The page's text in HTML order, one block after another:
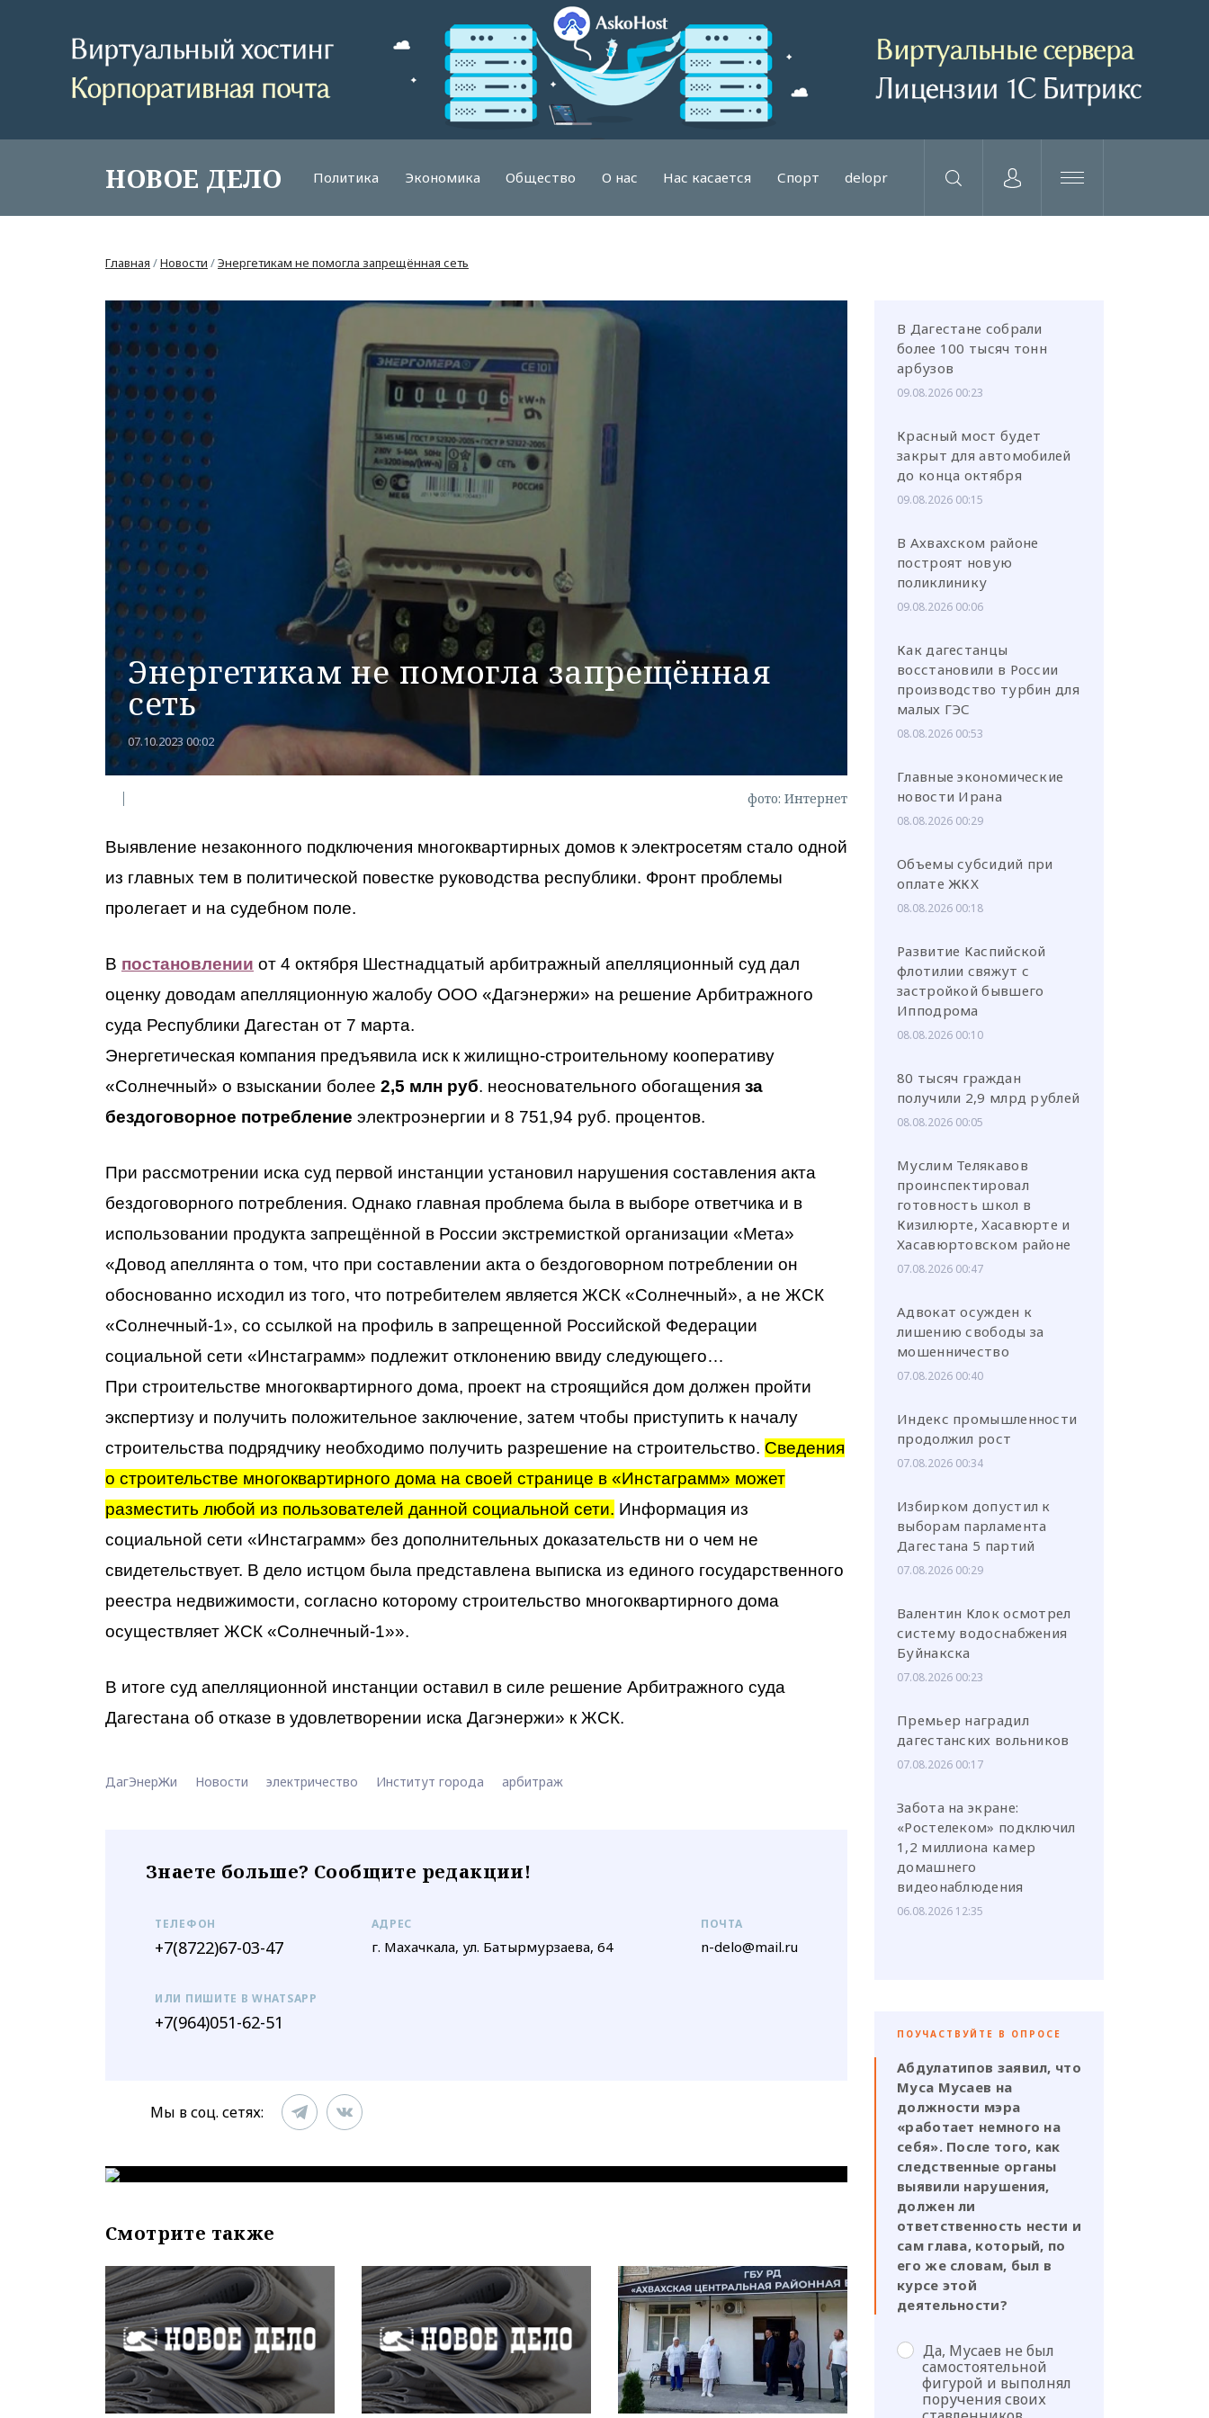
НОВОЕ ДЕЛО Политика Экономика Общество О нас Нас касается Спорт delopr
Главная /Новости /Энергетикам не помогла запрещённая сеть
Энергетикам не помогла запрещённая
сеть
07.10.2023 00:02
фото: Интернет
Выявление незаконного подключения многоквартирных домов к электросетям стало одной
из главных тем в политической повестке руководства республики. Фронт проблемы
пролегает и на судебном поле.
В постановлении от 4 октября Шестнадцатый арбитражный апелляционный суд дал
оценку доводам апелляционную жалобу ООО «Дагэнержи» на решение Арбитражного
суда Республики Дагестан от 7 марта.
Энергетическая компания предъявила иск к жилищно-строительному кооперативу
«Солнечный» о взыскании более 2,5 млн руб. неосновательного обогащения за
бездоговорное потребление электроэнергии и 8 751,94 руб. процентов.
При рассмотрении иска суд первой инстанции установил нарушения составления акта
бездоговорного потребления. Однако главная проблема была в выборе ответчика и в
использовании продукта запрещённой в России экстремисткой организации «Мета»
«Довод апеллянта о том, что при составлении акта о бездоговорном потреблении он
обоснованно исходил из того, что потребителем является ЖСК «Солнечный», а не ЖСК
«Солнечный-1», со ссылкой на профиль в запрещенной Российской Федерации
социальной сети «Инстаграмм» подлежит отклонению ввиду следующего…
При строительстве многоквартирного дома, проект на строящийся дом должен пройти
экспертизу и получить положительное заключение, затем чтобы приступить к началу
строительства подрядчику необходимо получить разрешение на строительство. Сведения
о строительстве многоквартирного дома на своей странице в «Инстаграмм» может
разместить любой из пользователей данной социальной сети. Информация из
социальной сети «Инстаграмм» без дополнительных доказательств ни о чем не
свидетельствует. В дело истцом была представлена выписка из единого государственного
реестра недвижимости, согласно которому строительство многоквартирного дома
осуществляет ЖСК «Солнечный-1»».
В итоге суд апелляционной инстанции оставил в силе решение Арбитражного суда
Дагестана об отказе в удовлетворении иска Дагэнержи» к ЖСК.
ДагЭнерЖи Новости электричество Институт города арбитраж
Знаете больше? Сообщите редакции!
ТЕЛЕФОН
+7(8722)67-03-47
АДРЕС
г. Махачкала, ул. Батырмурзаева, 64
ПОЧТА
n-delo@mail.ru
ИЛИ ПИШИТЕ В WHATSAPP
+7(964)051-62-51
Мы в соц. сетях:
Смотрите также
В Дагестане собрали
более 100 тысяч тонн
арбузов
09.08.2026 00:23
Красный мост будет
закрыт для автомобилей
до конца октября
09.08.2026 00:15
В Ахвахском районе
построят новую
поликлинику
09.08.2026 00:06
Как дагестанцы
восстановили в России
производство турбин для
малых ГЭС
08.08.2026 00:53
Главные экономические
новости Ирана
08.08.2026 00:29
Объемы субсидий при
оплате ЖКХ
08.08.2026 00:18
Развитие Каспийской
флотилии свяжут с
застройкой бывшего
Ипподрома
08.08.2026 00:10
80 тысяч граждан
получили 2,9 млрд рублей
08.08.2026 00:05
Муслим Телякавов
проинспектировал
готовность школ в
Кизилюрте, Хасавюрте и
Хасавюртовском районе
07.08.2026 00:47
Адвокат осужден к
лишению свободы за
мошенничество
07.08.2026 00:40
Индекс промышленности
продолжил рост
07.08.2026 00:34
Избирком допустил к
выборам парламента
Дагестана 5 партий
07.08.2026 00:29
Валентин Клок осмотрел
систему водоснабжения
Буйнакска
07.08.2026 00:23
Премьер наградил
дагестанских вольников
07.08.2026 00:17
Забота на экране:
«Ростелеком» подключил
1,2 миллиона камер
домашнего
видеонаблюдения
06.08.2026 12:35
ПОУЧАСТВУЙТЕ В ОПРОСЕ
Абдулатипов заявил, что
Муса Мусаев на
должности мэра
«работает немного на
себя». После того, как
следственные органы
выявили нарушения,
должен ли
ответственность нести и
сам глава, который, по
его же словам, был в
курсе этой
деятельности?
Да, Мусаев не был
самостоятельной
фигурой и выполнял
поручения своих